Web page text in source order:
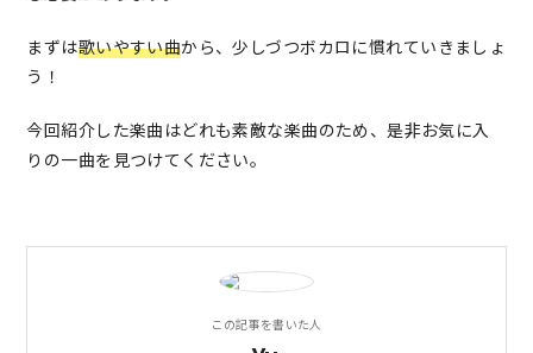
まずは歌いやすい曲から、少しづつボカロに慣れていきましょ
う！
今回紹介した楽曲はどれも素敵な楽曲のため、是非お気に入
りの一曲を見つけてください。
この記事を書いた人